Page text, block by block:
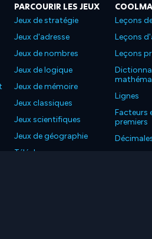
PARCOURIR LES JEUX
Jeux de stratégie
Jeux d'adresse
Jeux de nombres
Jeux de logique
Jeux de mémoire
Jeux classiques
Jeux scientifiques
Jeux de géographie
Téléchargez nos
Leçons
Leçons
Leçons
Lignes
Facteurs
premiers